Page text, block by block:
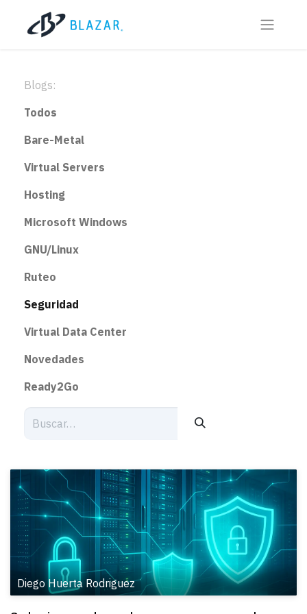
Blogs:
Todos
Bare-Metal
Virtual Servers
Hosting
Microsoft Windows
GNU/Linux
Ruteo
Seguridad
Virtual Data Center
Novedades
Ready2Go
Diego Huerta Rodriguez